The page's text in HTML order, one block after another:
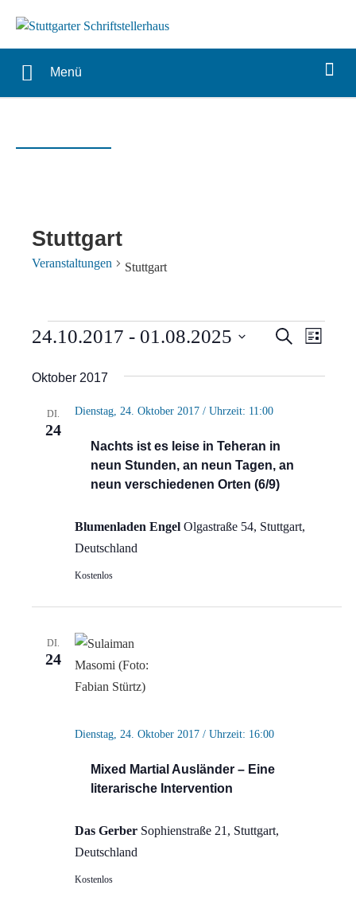
Menü
Stuttgart
Veranstaltungen Stuttgart
Veranstaltungen SucheListe
24.10.2017 - 01.08.2025
wählen.
Oktober 2017
DI.
24
Nachts ist es leise in Teheran in
neun Stunden, an neun Tagen, an
neun verschiedenen Orten (6/9)
Dienstag, 24. Oktober 2017 / Uhrzeit: 11:00
Blumenladen Engel Olgastraße 54, Stuttgart,
Deutschland
Kostenlos
DI.
24
Mixed Martial Ausländer – Eine
literarische Intervention
Dienstag, 24. Oktober 2017 / Uhrzeit: 16:00
Das Gerber Sophienstraße 21, Stuttgart,
Deutschland
Kostenlos